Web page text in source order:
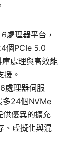
處理器平台，
個PCIe 5.0
處理與高效能
援。
處理器伺服
多24個NVMe
供優異的擴充
、虛擬化與混